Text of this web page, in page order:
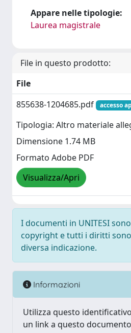
Appare nelle tipologie:
Laurea magistrale
File in questo prodotto:
File
855638-1204685.pdf
accesso
Tipologia: Altro materiale
Dimensione 1.74 MB
Formato Adobe PDF
Visualizza/Apri
I documenti in UNITESI
copyright e tutti i diritti
diversa indicazione.
Informazioni
Utilizza questo
un link a questo